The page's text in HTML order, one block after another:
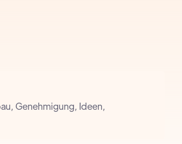
Genehmigung, Ideen,